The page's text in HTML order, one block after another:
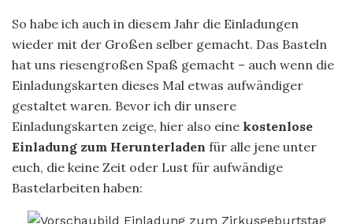
So habe ich auch in diesem Jahr die Einladungen
wieder mit der Großen selber gemacht. Das Basteln
hat uns riesengroßen Spaß gemacht – auch wenn die
Einladungskarten dieses Mal etwas aufwändiger
gestaltet waren. Bevor ich dir unsere
Einladungskarten zeige, hier also eine kostenlose
Einladung zum Herunterladen für alle jene unter
euch, die keine Zeit oder Lust für aufwändige
Bastelarbeiten haben: